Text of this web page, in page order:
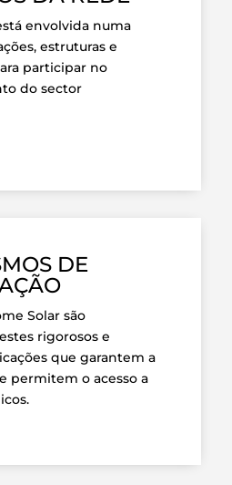
envolvida numa
estruturas e
participar no
do sector
DE
Solar são
rigorosos e
que garantem a
permitem o acesso a